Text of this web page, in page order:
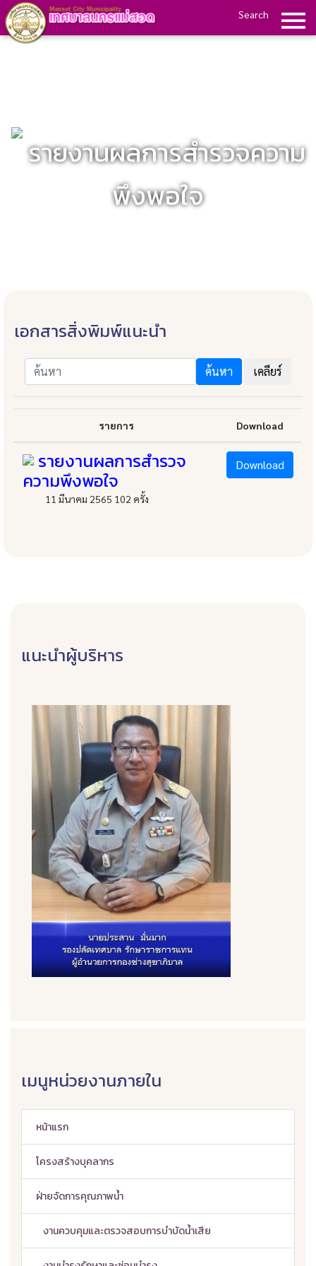
Search
รายงานผลการสำรวจความ
พึงพอใจ
เอกสารสิ่งพิมพ์แนะนำ
ค้นหา เคลียร์
รายการ Download
รายงานผลการสำรวจ
ความพึงพอใจ
11 มีนาคม 2565 102 ครั้ง
Download
แนะนำผู้บริหาร
เมนูหน่วยงานภายใน
หน้าแรก
โครงสร้างบุคลากร
ฝ่ายจัดการคุณภาพน้ำ
งานควบคุมและตรวจสอบการบำบัดน้ำเสีย